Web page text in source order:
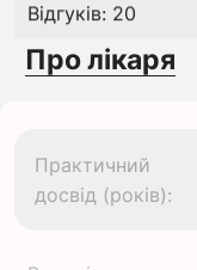
Відгуків: 20
Про лікаря
Практичний
досвід (років):